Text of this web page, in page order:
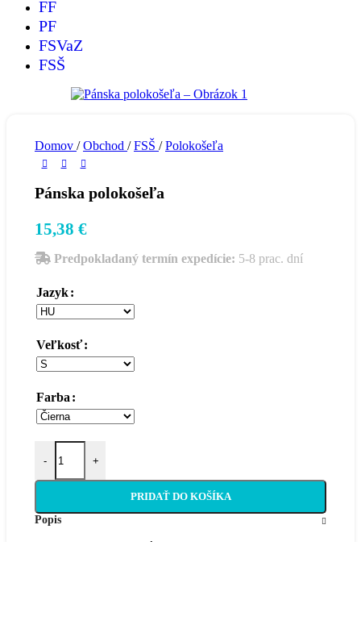
FF
PF
FSVaZ
FSŠ
Domov / Obchod / FSŠ / Polokošeľa
Pánska polokošeľa
15,38 €
Predpokladaný termín expedície: 5-8 prac. dní
Jazyk
Veľkosť
Farba
-
množstvo Pánska polokošeľa
+
PRIDAŤ DO KOŠÍKA
Popis
Objavte kolekciu unikátnych produktov Fakulty